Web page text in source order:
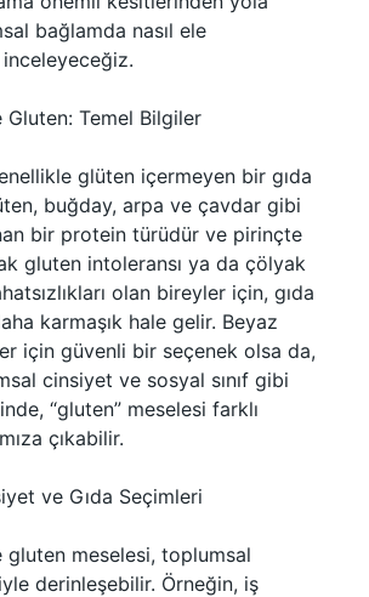
bağlamda nasıl ele
Gluten: Temel Bilgiler
glüten içermeyen bir gıda
buğday, arpa ve çavdar gibi
bir protein türüdür ve pirinçte
gluten intoleransı ya da çölyak
olan bireyler için, gıda
karmaşık hale gelir. Beyaz
için güvenli bir seçenek olsa da,
cinsiyet ve sosyal sınıf gibi
“gluten” meselesi farklı
çıkabilir.
ve Gıda Seçimleri
gluten meselesi, toplumsal
derinleşebilir. Örneğin, iş